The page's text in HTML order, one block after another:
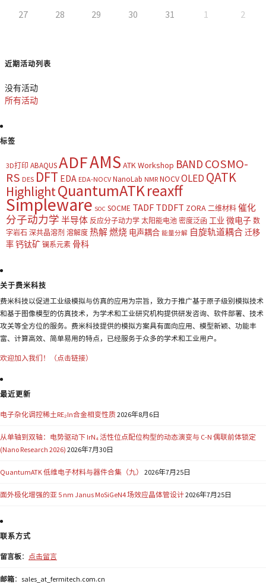
27 28 29 30 31 1 2
近期活动列表
没有活动
所有活动
标签
3D打印 ABAQUSADFAMS ATK Workshop BAND COSMO-
RS DES DFT EDA EDA-NOCV NanoLab NMR NOCVOLED QATK
HighlightQuantumATKreaxff
Simpleware SOC SOCME TADF TDDFT ZORA 二维材料 催化
分子动力学 半导体 反应分子动力学 太阳能电池 密度泛函 工业 微电子 数
字岩石 深共晶溶剂 溶解度 热解燃烧 电声耦合 能量分解 自旋轨道耦合迁移
率钙钛矿 镧系元素 骨科
关于费米科技
费米科技以促进工业级模拟与仿真的应用为宗旨，致力于推广基于原子级别模拟技术
和基于图像模型的仿真技术，为学术和工业研究机构提供研发咨询、软件部署、技术
攻关等全方位的服务。费米科技提供的模拟方案具有面向应用、模型新颖、功能丰
富、计算高效、简单易用的特点，已经服务于众多的学术和工业用户。
欢迎加入我们！（点击链接）
最近更新
电子杂化调控稀土RE₂In合金相变性质2026年8月6日
从单轴到双轴：电势驱动下 IrN₄ 活性位点配位构型的动态演变与 C-N 偶联前体锁定
(Nano Research 2026) 2026年7月30日
QuantumATK 低维电子材料与器件合集（九） 2026年7月25日
面外极化增强的亚 5 nm Janus MoSiGeN4 场效应晶体管设计2026年7月25日
联系方式
留言板： 点击留言
邮箱：sales_at_fermitech.com.cn